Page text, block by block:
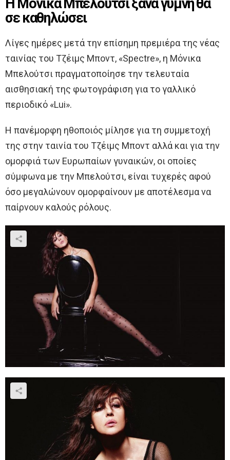
σε καθηλώσει
Λίγες ημέρες μετά την επίσημη πρεμιέρα της νέας
ταινίας του Τζέιμς Μποντ, «Spectre», η Μόνικα
Μπελούτσι πραγματοποίησε την τελευταία
αισθησιακή της φωτογράφιση για το γαλλικό
περιοδικό «Lui».
Η πανέμορφη ηθοποιός μίλησε για τη συμμετοχή
της στην ταινία του Τζέιμς Μποντ αλλά και για την
ομορφιά των Ευρωπαίων γυναικών, οι οποίες
σύμφωνα με την Μπελούτσι, είναι τυχερές αφού
όσο μεγαλώνουν ομορφαίνουν με αποτέλεσμα να
παίρνουν καλούς ρόλους.